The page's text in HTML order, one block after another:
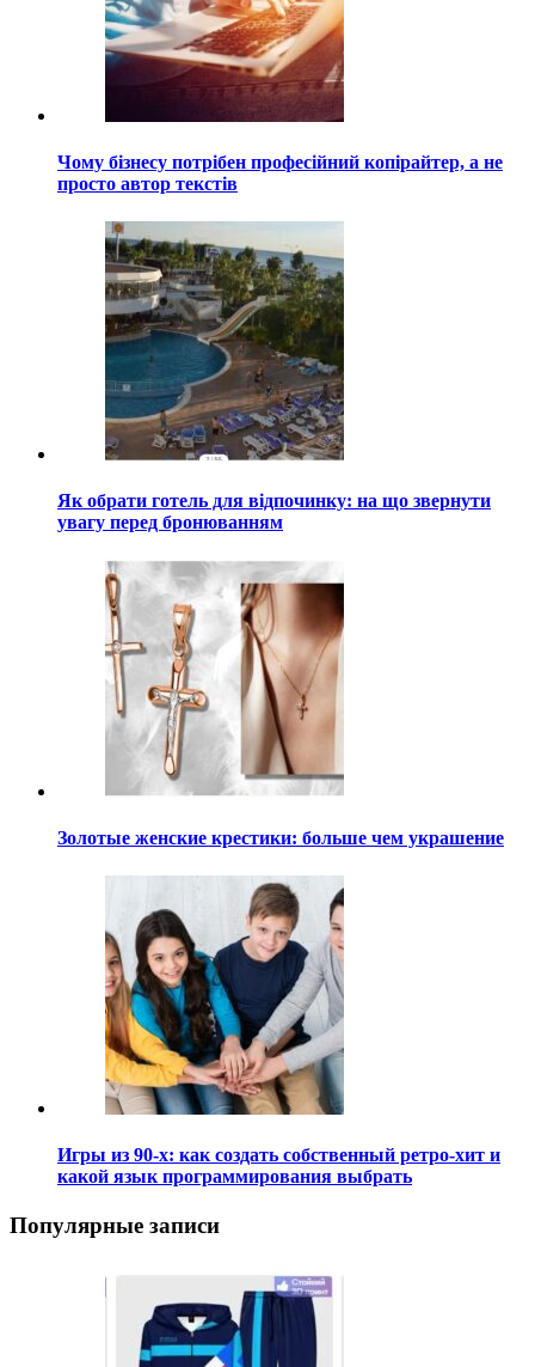
Чому бізнесу потрібен професійний копірайтер, а не
просто автор текстів
Як обрати готель для відпочинку: на що звернути
увагу перед бронюванням
Золотые женские крестики: больше чем украшение
Игры из 90-х: как создать собственный ретро-хит и
какой язык программирования выбрать
Популярные записи